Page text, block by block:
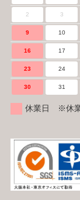
2 3
9 10
16 17
23 24
30 31
休業日 ※休業